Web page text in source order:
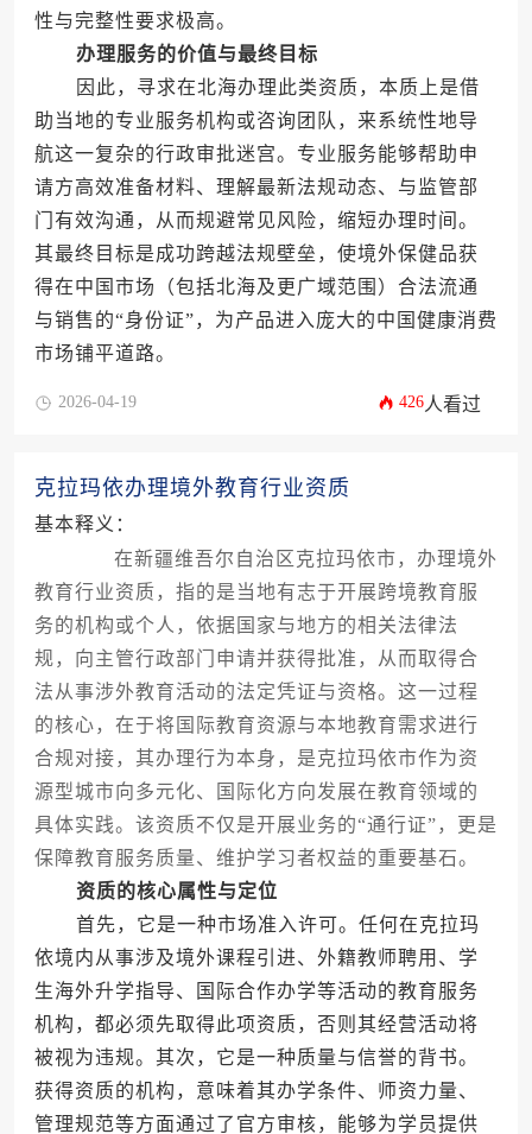
性与完整性要求极高。
办理服务的价值与最终目标
因此，寻求在北海办理此类资质，本质上是借
助当地的专业服务机构或咨询团队，来系统性地导
航这一复杂的行政审批迷宫。专业服务能够帮助申
请方高效准备材料、理解最新法规动态、与监管部
门有效沟通，从而规避常见风险，缩短办理时间。
其最终目标是成功跨越法规壁垒，使境外保健品获
得在中国市场（包括北海及更广域范围）合法流通
与销售的“身份证”，为产品进入庞大的中国健康消费
市场铺平道路。
2026-04-19 426人看过
克拉玛依办理境外教育行业资质
基本释义：
在新疆维吾尔自治区克拉玛依市，办理境外
教育行业资质，指的是当地有志于开展跨境教育服
务的机构或个人，依据国家与地方的相关法律法
规，向主管行政部门申请并获得批准，从而取得合
法从事涉外教育活动的法定凭证与资格。这一过程
的核心，在于将国际教育资源与本地教育需求进行
合规对接，其办理行为本身，是克拉玛依市作为资
源型城市向多元化、国际化方向发展在教育领域的
具体实践。该资质不仅是开展业务的“通行证”，更是
保障教育服务质量、维护学习者权益的重要基石。
资质的核心属性与定位
首先，它是一种市场准入许可。任何在克拉玛
依境内从事涉及境外课程引进、外籍教师聘用、学
生海外升学指导、国际合作办学等活动的教育服务
机构，都必须先取得此项资质，否则其经营活动将
被视为违规。其次，它是一种质量与信誉的背书。
获得资质的机构，意味着其办学条件、师资力量、
管理规范等方面通过了官方审核，能够为学员提供